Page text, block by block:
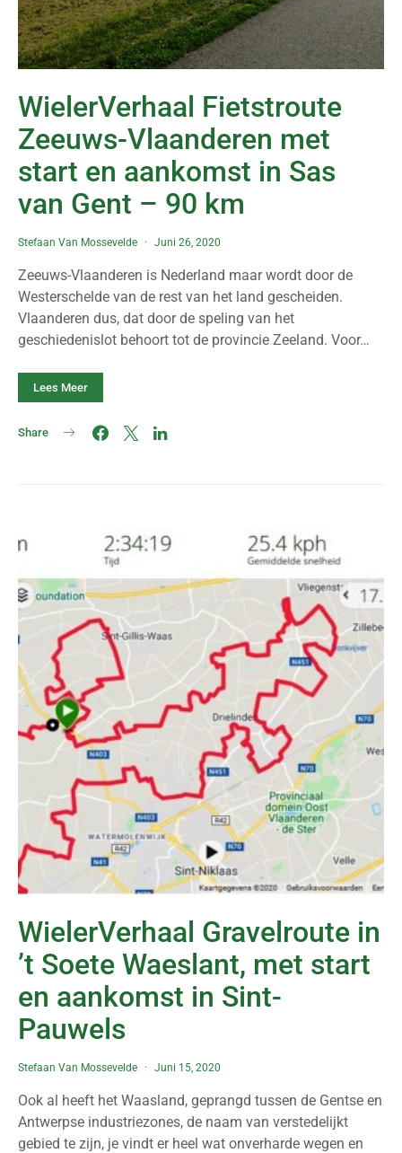
WielerVerhaal Fietstroute
Zeeuws-Vlaanderen met
start en aankomst in Sas
van Gent – 90 km
Stefaan Van Mossevelde Juni 26, 2020
Zeeuws-Vlaanderen is Nederland maar wordt door de
Westerschelde van de rest van het land gescheiden.
Vlaanderen dus, dat door de speling van het
geschiedenislot behoort tot de provincie Zeeland. Voor…
Lees Meer
Share
WielerVerhaal Gravelroute in
’t Soete Waeslant, met start
en aankomst in Sint-
Pauwels
Stefaan Van Mossevelde Juni 15, 2020
Ook al heeft het Waasland, geprangd tussen de Gentse en
Antwerpse industriezones, de naam van verstedelijkt
gebied te zijn, je vindt er heel wat onverharde wegen en